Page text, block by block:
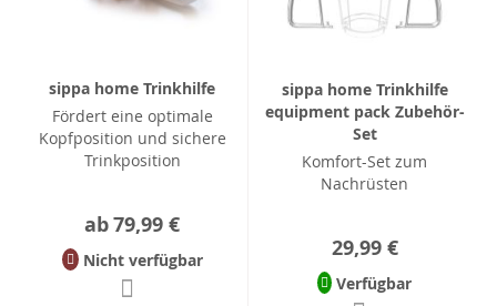
sippa home Trinkhilfe
Fördert eine optimale
Kopfposition und sichere
Trinkposition
ab79,99 €
Nicht verfügbar
sippa home Trinkhilfe
equipment pack Zubehör-
Set
Komfort-Set zum
Nachrüsten
29,99 €
Verfügbar